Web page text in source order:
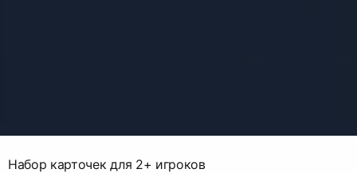
Набор карточек для 2+ игроков